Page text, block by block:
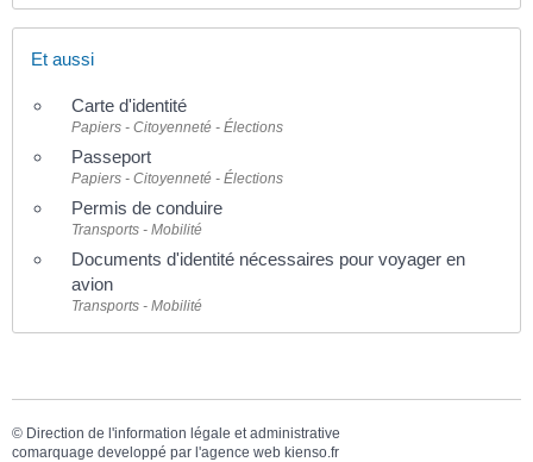
Et aussi
Carte d'identité
Papiers - Citoyenneté - Élections
Passeport
Papiers - Citoyenneté - Élections
Permis de conduire
Transports - Mobilité
Documents d'identité nécessaires pour voyager en
avion
Transports - Mobilité
© Direction de l'information légale et administrative
comarquage developpé par l'agence web kienso.fr